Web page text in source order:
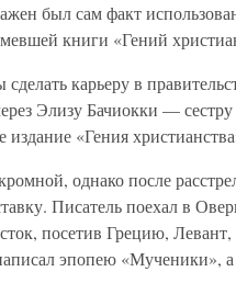
был сам факт
книги «Гений
карьеру в
Элизу Бачиокки —
«Гения
однако после
Писатель поехал в
посетив Грецию,
эпопею «Мученики»,